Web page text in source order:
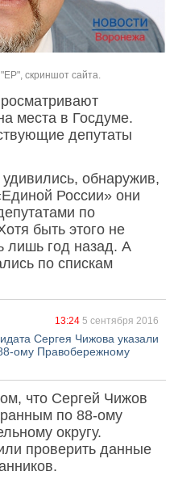
скриншот сайта.
места в Госдуме.
депутаты
обнаружив,
России» они
по
быть этого не
лишь год назад. А
по спискам
13:24 5 сентября 2016
Сергея Чижова указали
ому Правобережному
что Сергей Чижов
по 88-ому
округу.
проверить данные